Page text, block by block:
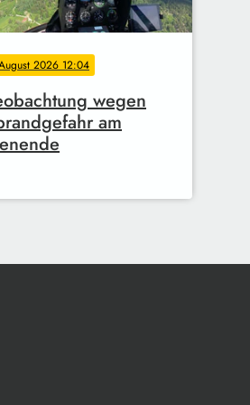
2026 12:04
wegen
am